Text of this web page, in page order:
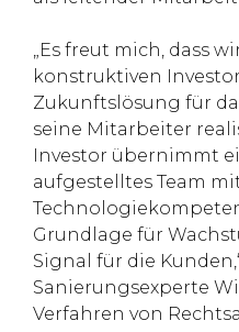
„Es freut mich, dass
konstruktiven
Zukunftslösung für
seine Mitarbeiter
Investor übernimmt
aufgestelltes Team
Grundlage für
Signal für die
Sanierungsexperte
Verfahren von